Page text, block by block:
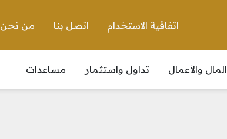
اتفاقية الاستخدام اتصل بنا من نحن
المال والأعمال تداول واستثمار مساعدات